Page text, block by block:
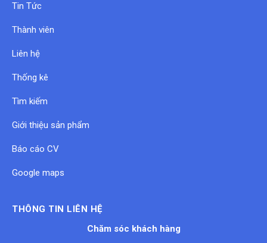
Tin Tức
Thành viên
Liên hệ
Thống kê
Tìm kiếm
Giới thiệu sản phẩm
Báo cáo CV
Google maps
THÔNG TIN LIÊN HỆ
Chăm sóc khách hàng